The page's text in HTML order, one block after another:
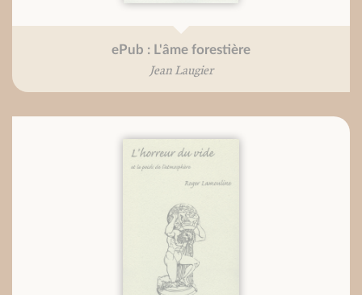
ePub : L'âme forestière
Jean Laugier